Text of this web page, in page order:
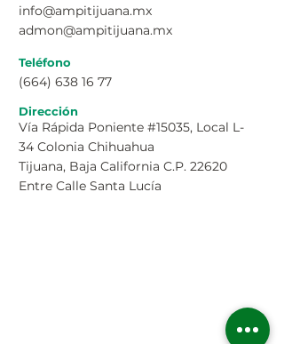
info@ampitijuana.mx
admon@ampitijuana.mx
Teléfono
(664) 638 16 77
Dirección
Vía Rápida Poniente #15035, Local L-
34 Colonia Chihuahua
Tijuana, Baja California C.P. 22620
Entre Calle Santa Lucía